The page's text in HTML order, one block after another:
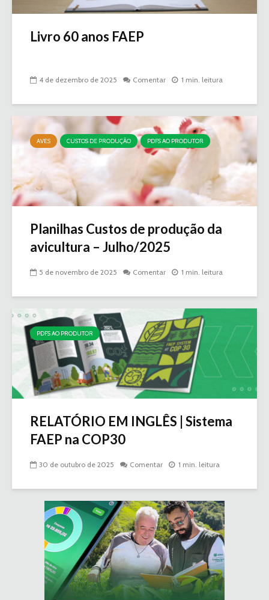
Livro 60 anos FAEP
4 de dezembro de 2025 Comentar 1 min. leitura
AVES CUSTOS DE PRODUÇÃO PDFS AO PRODUTOR
Planilhas Custos de produção da
avicultura – Julho/2025
5 de novembro de 2025 Comentar 1 min. leitura
PDFS AO PRODUTOR
RELATÓRIO EM INGLÊS | Sistema
FAEP na COP30
30 de outubro de 2025 Comentar 1 min. leitura